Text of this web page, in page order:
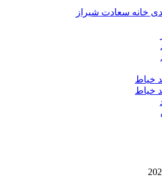
خانه سعادت شیراز
خیاط
خیاط